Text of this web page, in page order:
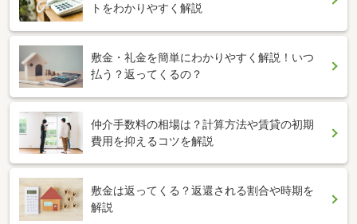
トをわかりやすく解説
敷金・礼金を簡単にわかりやすく解説！いつ
払う？返ってくるの？
仲介手数料の相場は？計算方法や賃貸の初期
費用を抑えるコツを解説
敷金は返ってくる？返還される割合や時期を
解説